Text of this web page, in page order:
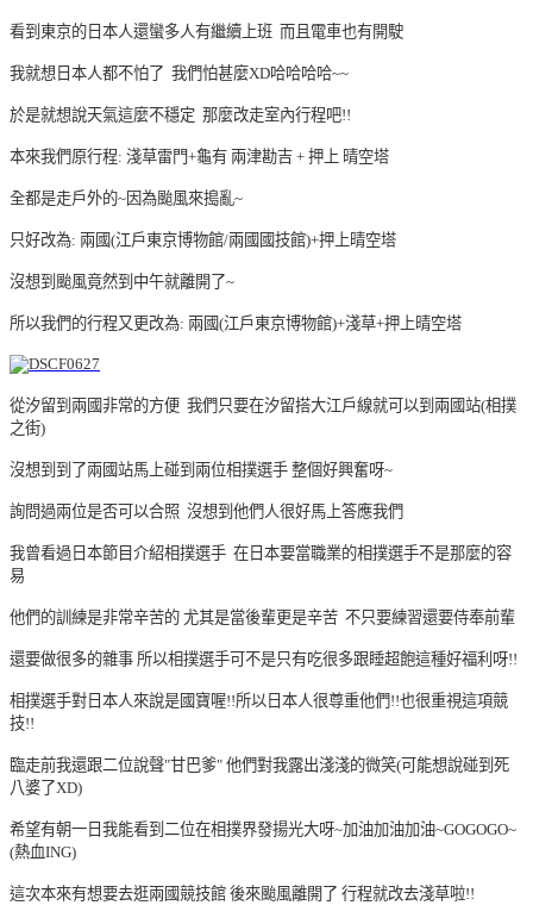
看到東京的日本人還蠻多人有繼續上班 而且電車也有開駛
我就想日本人都不怕了 我們怕甚麼XD哈哈哈哈~~
於是就想說天氣這麼不穩定 那麼改走室內行程吧!!
本來我們原行程: 淺草雷門+龜有 兩津勘吉 + 押上 晴空塔
全都是走戶外的~因為颱風來搗亂~
只好改為: 兩國(江戶東京博物館/兩國國技館)+押上晴空塔
沒想到颱風竟然到中午就離開了~
所以我們的行程又更改為: 兩國(江戶東京博物館)+淺草+押上晴空塔
從汐留到兩國非常的方便 我們只要在汐留搭大江戶線就可以到兩國站(相撲
之街)
沒想到到了兩國站馬上碰到兩位相撲選手 整個好興奮呀~
詢問過兩位是否可以合照 沒想到他們人很好馬上答應我們
我曾看過日本節目介紹相撲選手 在日本要當職業的相撲選手不是那麼的容
易
他們的訓練是非常辛苦的 尤其是當後輩更是辛苦 不只要練習還要侍奉前輩
還要做很多的雜事 所以相撲選手可不是只有吃很多跟睡超飽這種好福利呀!!
相撲選手對日本人來說是國寶喔!!所以日本人很尊重他們!!也很重視這項競
技!!
臨走前我還跟二位說聲"甘巴爹" 他們對我露出淺淺的微笑(可能想說碰到死
八婆了XD)
希望有朝一日我能看到二位在相撲界發揚光大呀~加油加油加油~GOGOGO~
(熱血ING)
這次本來有想要去逛兩國競技館 後來颱風離開了 行程就改去淺草啦!!